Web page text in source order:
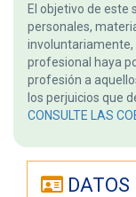
El objetivo de este
personales,
involuntariamente,
profesional haya
profesión a
los perjuicios que
CONSULTE LAS
DATOS